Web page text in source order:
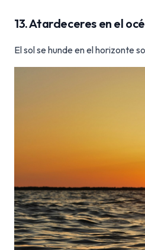
13. Atardeceres en el
El sol se hunde en el horizonte